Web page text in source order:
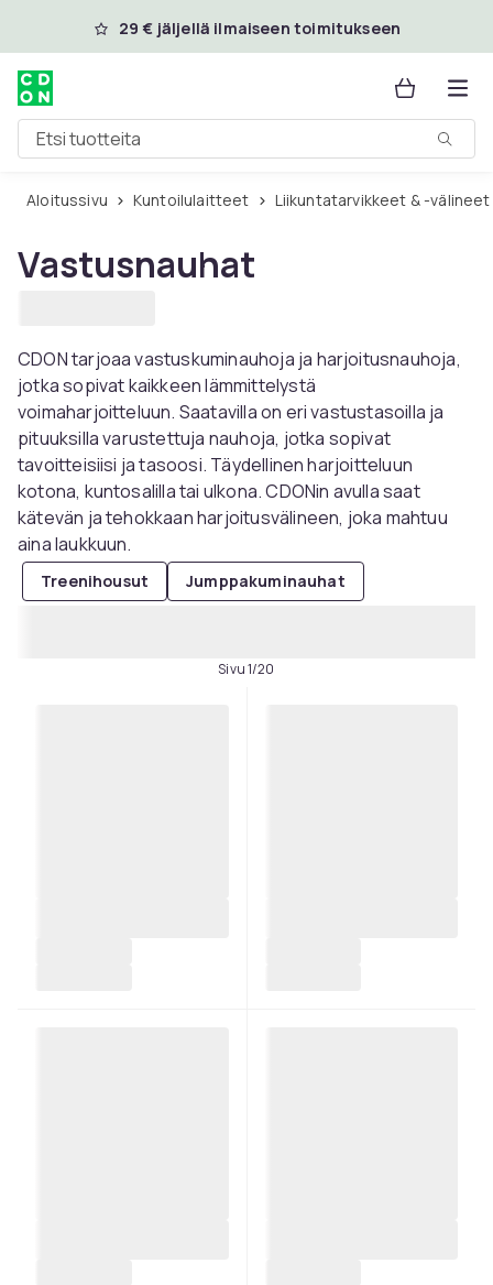
Ohita ja siirry pääsisältöön
29 € jäljellä ilmaiseen toimitukseen
Etsi tuotteita
Aloitussivu Kuntoilulaitteet Liikuntatarvikkeet & -välineet
Vastusnauhat
CDON tarjoaa vastuskuminauhoja ja harjoitusnauhoja,
jotka sopivat kaikkeen lämmittelystä
voimaharjoitteluun. Saatavilla on eri vastustasoilla ja
pituuksilla varustettuja nauhoja, jotka sopivat
tavoitteisiisi ja tasoosi. Täydellinen harjoitteluun
kotona, kuntosalilla tai ulkona. CDONin avulla saat
kätevän ja tehokkaan harjoitusvälineen, joka mahtuu
aina laukkuun.
Treenihousut Jumppakuminauhat
Sivu 1/20